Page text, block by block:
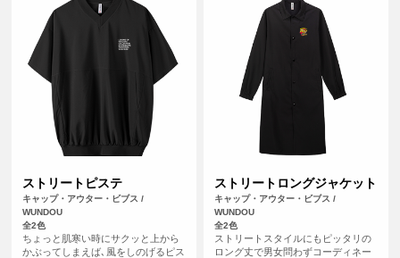
ストリートピステ
キャップ・アウター・ビブス /
WUNDOU
全2色
ちょっと肌寒い時にサクッと上から
かぶってしまえば､風をしのげるピス
ストリートロングジャケット
キャップ・アウター・ビブス /
WUNDOU
全2色
ストリートスタイルにもピッタリの
ロング丈で男女問わずコーディネー